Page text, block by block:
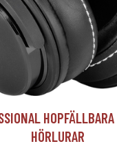
HÖRLURAR